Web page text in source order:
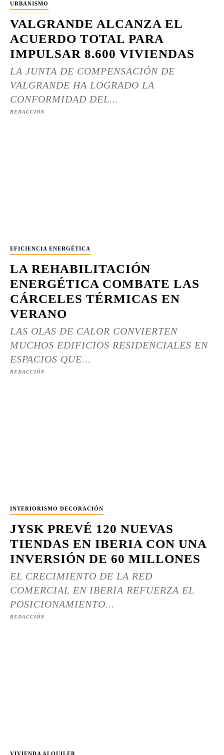
URBANISMO
VALGRANDE ALCANZA EL
ACUERDO TOTAL PARA
IMPULSAR 8.600 VIVIENDAS
LA JUNTA DE COMPENSACIÓN DE
VALGRANDE HA LOGRADO LA
CONFORMIDAD DEL...
REDACCIÓN
EFICIENCIA ENERGÉTICA
LA REHABILITACIÓN
ENERGÉTICA COMBATE LAS
CÁRCELES TÉRMICAS EN
VERANO
LAS OLAS DE CALOR CONVIERTEN
MUCHOS EDIFICIOS RESIDENCIALES EN
ESPACIOS QUE...
REDACCIÓN
INTERIORISMO DECORACIÓN
JYSK PREVÉ 120 NUEVAS
TIENDAS EN IBERIA CON UNA
INVERSIÓN DE 60 MILLONES
EL CRECIMIENTO DE LA RED
COMERCIAL EN IBERIA REFUERZA EL
POSICIONAMIENTO...
REDACCIÓN
VIVIENDA ALQUILER